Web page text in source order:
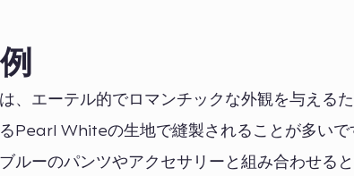
、エーテル的でロマンチックな外観を与える
Pearl Whiteの生地で縫製されることが多い
ルーのパンツやアクセサリーと組み合わせる